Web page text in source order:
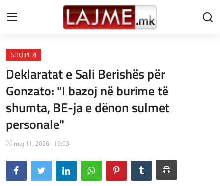
Shtëpi
LAJME MAQEDONI
SHQIPERI
KOSOVA
LAJME NGA BOTA
SHOWBIZ
SHQIPERI
Deklaratat e Sali Berishës për
Gonzato: "I bazoj në burime të
shumta, BE-ja e dënon sulmet
personale"
maj 11, 2026 - 19:03